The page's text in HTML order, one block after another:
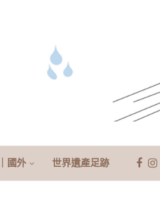
國外 世界遺產足跡